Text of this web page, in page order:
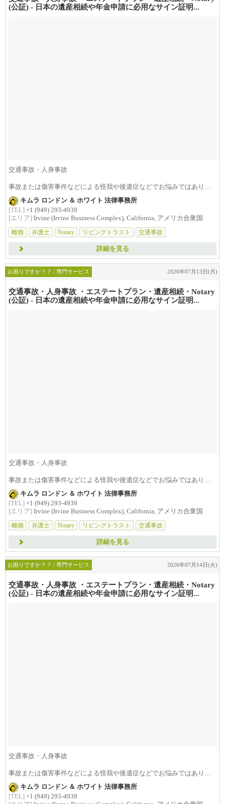
(公証) - 日本の遺産相続や年金申請に必用なサイン証明...
交通事故・人身事故
事故または傷害事件などによる怪我や後遺症などでお悩みではありま
せんか？損害賠償は治療費...
キムラ ロンドン ＆ ホワイト 法律事務所
[TEL] +1 (949) 293-4939
[エリア] Irvine (Irvine Business Complex), California, アメリカ合衆国
離婚
弁護士 Notary リビングトラスト 交通事故
詳細を見る
お困りですか？？ / 専門サービス 2026年07月13日(月)
交通事故・人身事故 ・エステートプラン・遺産相続・Notary
(公証) - 日本の遺産相続や年金申請に必用なサイン証明...
交通事故・人身事故
事故または傷害事件などによる怪我や後遺症などでお悩みではありま
せんか？損害賠償は治療費...
キムラ ロンドン ＆ ホワイト 法律事務所
[TEL] +1 (949) 293-4939
[エリア] Irvine (Irvine Business Complex), California, アメリカ合衆国
離婚
弁護士 Notary リビングトラスト 交通事故
詳細を見る
お困りですか？？ / 専門サービス 2026年07月14日(火)
交通事故・人身事故 ・エステートプラン・遺産相続・Notary
(公証) - 日本の遺産相続や年金申請に必用なサイン証明...
交通事故・人身事故
事故または傷害事件などによる怪我や後遺症などでお悩みではありま
せんか？損害賠償は治療費...
キムラ ロンドン ＆ ホワイト 法律事務所
[TEL] +1 (949) 293-4939